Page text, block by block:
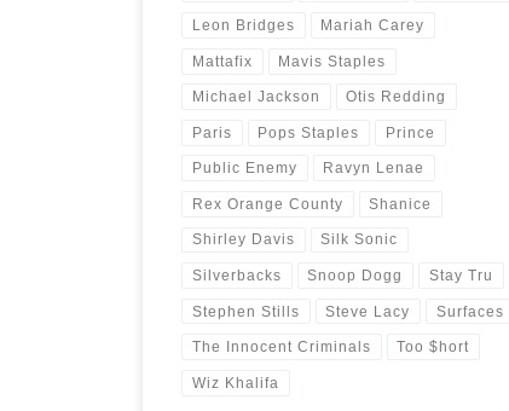
Leon Bridges Mariah Carey
Mattafix Mavis Staples
Michael Jackson Otis Redding
Paris Pops Staples Prince
Public Enemy Ravyn Lenae
Rex Orange County Shanice
Shirley Davis Silk Sonic
Silverbacks Snoop Dogg Stay Tru
Stephen Stills Steve Lacy Surfaces
The Innocent Criminals Too $hort
Wiz Khalifa